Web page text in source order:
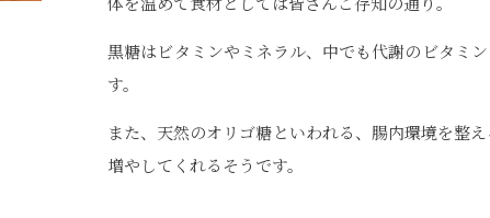
黒糖はビタミンやミネラル、中でも代謝のビタミ
す。
また、天然のオリゴ糖といわれる、腸内環境を整
増やしてくれるそうです。